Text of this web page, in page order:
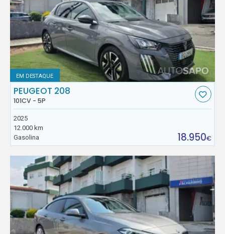
EM DESTAQUE
PEUGEOT 208
101CV - 5P
2025
12.000 km
Gasolina
18.950€